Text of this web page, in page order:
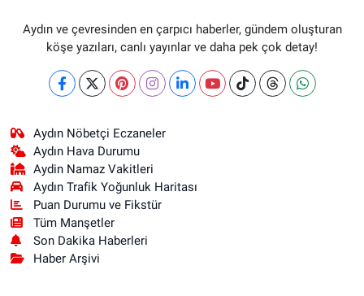
Aydın ve çevresinden en çarpıcı haberler, gündem oluşturan
köşe yazıları, canlı yayınlar ve daha pek çok detay!
Aydın Nöbetçi Eczaneler
Aydın Hava Durumu
Aydin Namaz Vakitleri
Aydın Trafik Yoğunluk Haritası
Puan Durumu ve Fikstür
Tüm Manşetler
Son Dakika Haberleri
Haber Arşivi